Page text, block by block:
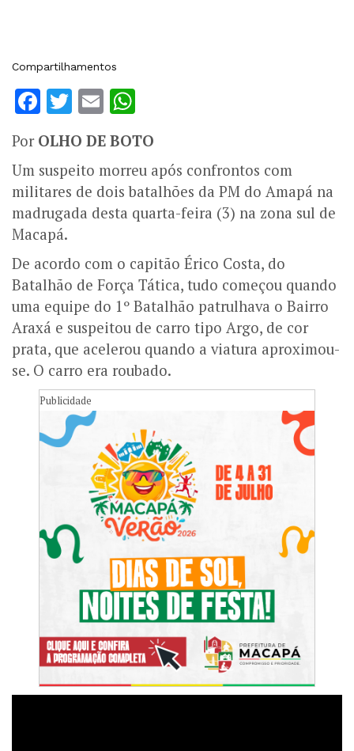
Compartilhamentos
Facebook
Twitter
Email
Por OLHO DE BOTO
Um suspeito morreu após confrontos com
militares de dois batalhões da PM do Amapá na
madrugada desta quarta-feira (3) na zona sul de
Macapá.
De acordo com o capitão Érico Costa, do
Batalhão de Força Tática, tudo começou quando
uma equipe do 1º Batalhão patrulhava o Bairro
Araxá e suspeitou de carro tipo Argo, de cor
prata, que acelerou quando a viatura aproximou-
se. O carro era roubado.
Publicidade